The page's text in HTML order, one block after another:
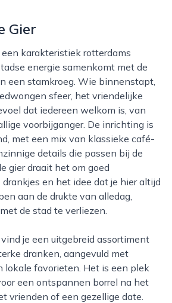
Gier
energie samenkomt met de
een stamkroeg. Wie binnenstapt,
sfeer, het vriendelijke
dat iedereen welkom is, van
voorbijganger. De inrichting is
met een mix van klassieke café-
details die passen bij de
gier draait het om goed
en het idee dat je hier altijd
aan de drukte van alledag,
de stad te verliezen.
dranken, aangevuld met
lokale favorieten. Het is een plek
een ontspannen borrel na het
vrienden of een gezellige date.